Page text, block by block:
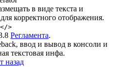
в виде текста и
корректного отображения.
</>
Регламента.
ввод и вывод в консоли и
текстовая инфа.
назад